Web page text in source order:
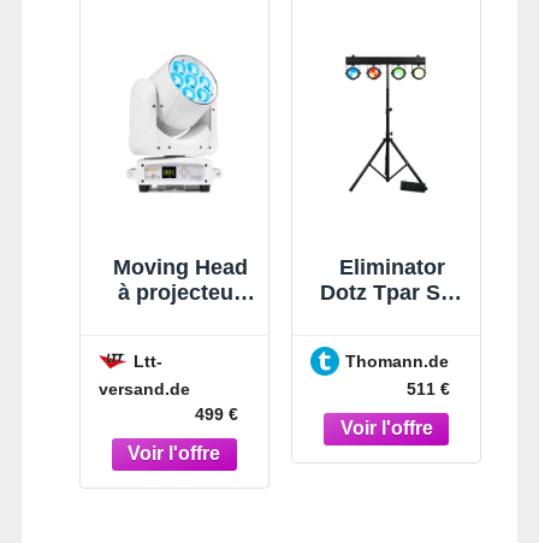
Moving Head
à projecteur
IGNITE740WH
» avec zoom -
Moving Head
Washer
Ltt-
versand.de
499 €
Eliminator
Dotz Tpar Sys
Thomann.de
511 €